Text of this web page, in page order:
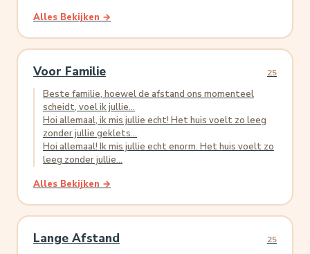
Alles Bekijken →
Voor Familie 25
Beste familie, hoewel de afstand ons momenteel
scheidt, voel ik jullie...
Hoi allemaal, ik mis jullie echt! Het huis voelt zo leeg
zonder jullie geklets...
Hoi allemaal! Ik mis jullie echt enorm. Het huis voelt zo
leeg zonder jullie...
Alles Bekijken →
Lange Afstand 25